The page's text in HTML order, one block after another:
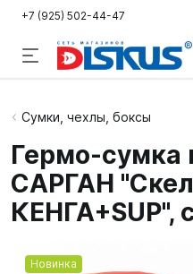
+7 (925) 502-44-47
Подводная
Дайвинг
Снорклинг /
Сумки, чехлы, боксы
Гермо-сумка
САРГАН
КЕНГА+SUP",
Новинка